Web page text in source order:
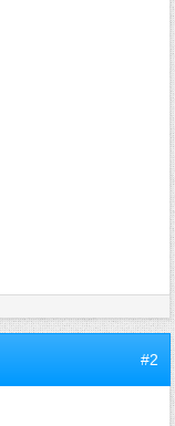
#2